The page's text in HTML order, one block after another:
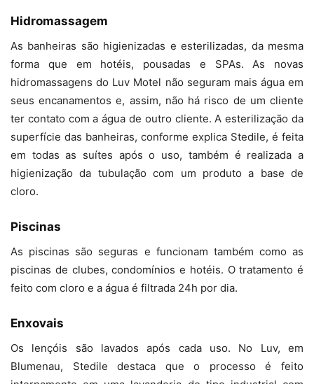
Hidromassagem
As banheiras são higienizadas e esterilizadas, da mesma
forma que em hotéis, pousadas e SPAs. As novas
hidromassagens do Luv Motel não seguram mais água em
seus encanamentos e, assim, não há risco de um cliente
ter contato com a água de outro cliente. A esterilização da
superfície das banheiras, conforme explica Stedile, é feita
em todas as suítes após o uso, também é realizada a
higienização da tubulação com um produto a base de
cloro.
Piscinas
As piscinas são seguras e funcionam também como as
piscinas de clubes, condomínios e hotéis. O tratamento é
feito com cloro e a água é filtrada 24h por dia.
Enxovais
Os lençóis são lavados após cada uso. No Luv, em
Blumenau, Stedile destaca que o processo é feito